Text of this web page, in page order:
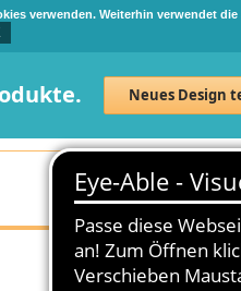
verwenden. Weiterhin verwendet
Neues Design
Neuanmeldung
0 Artikel